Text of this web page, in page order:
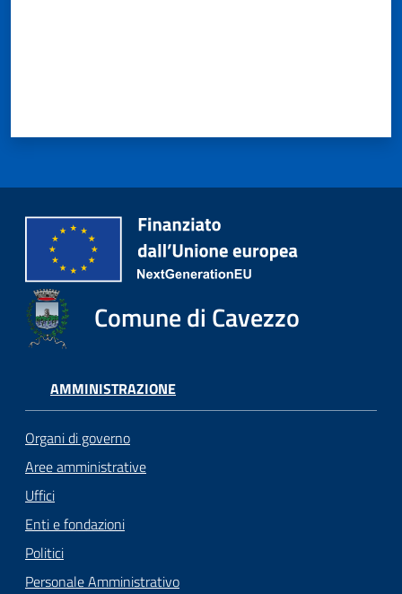
Comune di Cavezzo
AMMINISTRAZIONE
Organi di governo
Aree amministrative
Uffici
Enti e fondazioni
Politici
Personale Amministrativo